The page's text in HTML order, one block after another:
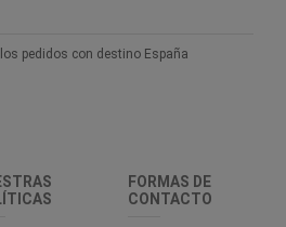
pedidos con destino España
FORMAS DE
CONTACTO